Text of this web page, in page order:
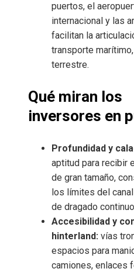
puertos, el
internacional y las
facilitan la
transporte
terrestre.
Qué miran los
inversores en
Profundidad y
aptitud para recibir
de gran tamaño,
los límites del
de dragado
Accesibilidad y
hinterland: vías
espacios para
camiones, enlaces